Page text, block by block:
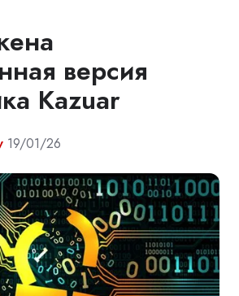
версия
Kazuar
19/01/26